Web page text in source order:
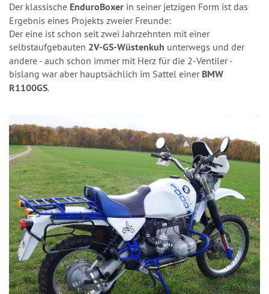
Der klassische EnduroBoxer in seiner jetzigen Form ist das
Ergebnis eines Projekts zweier Freunde:
Der eine ist schon seit zwei Jahrzehnten mit einer
selbstaufgebauten 2V-GS-Wüstenkuh unterwegs und der
andere - auch schon immer mit Herz für die 2-Ventiler -
bislang war aber hauptsächlich im Sattel einer BMW
R1100GS.